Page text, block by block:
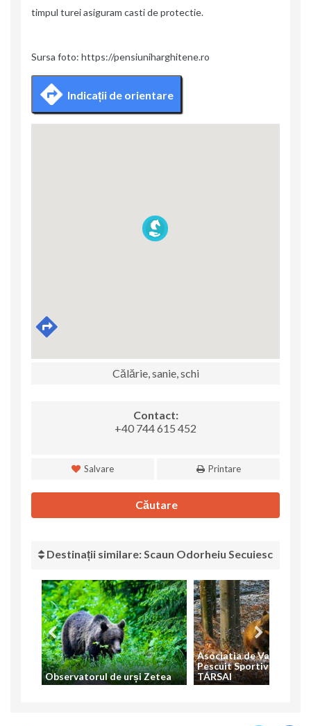
timpul turei asiguram casti de protectie.
Sursa foto: https://pensiuniharghitene.ro
Indicații de orientare
Călărie, sanie, schi
Contact:
+40 744 615 452
Salvare Printare
Căutare
Destinații similare: Scaun Odorheiu Secuiesc
Observatorul de urși Zetea
Asociatia de Vanatoare
Pescuit Sportiv
TÁRSAI